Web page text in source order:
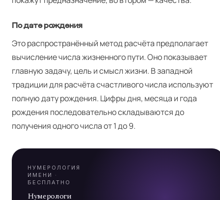
По дате рождения
Это распространённый метод расчёта предполагает
вычисление числа жизненного пути. Оно показывает
главную задачу, цель и смысл жизни. В западной
традиции для расчёта счастливого числа используют
полную дату рождения. Цифры дня, месяца и года
рождения последовательно складываются до
получения одного числа от 1 до 9.
НУМЕРОЛОГИЯ
ИМЕНИ ·
БЕСПЛАТНО
Нумерологи